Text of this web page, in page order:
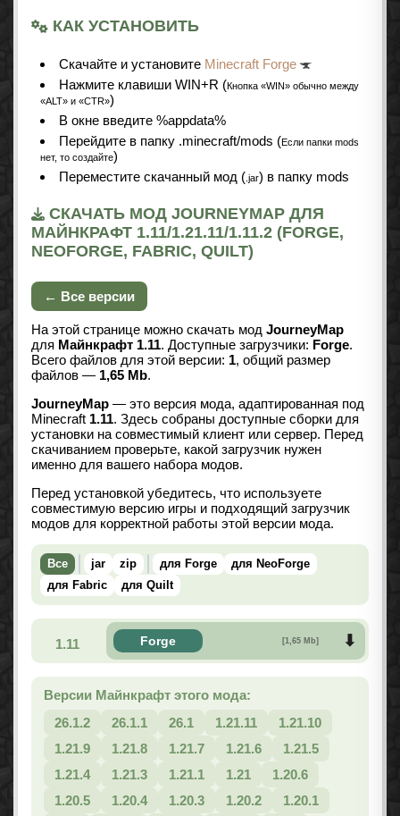
КАК УСТАНОВИТЬ
Cкачайте и установите Minecraft Forge
Нажмите клавиши WIN+R (Кнопка «WIN» обычно между
«ALT» и «CTR»)
В окне введите %appdata%
Перейдите в папку .minecraft/mods (Если папки mods
нет, то создайте)
Переместите скачанный мод ( .jar) в папку mods
СКАЧАТЬ МОД JOURNEYMAP ДЛЯ
МАЙНКРАФТ 1.11/1.21.11/1.11.2 (FORGE,
NEOFORGE, FABRIC, QUILT)
← Все версии
На этой странице можно скачать мод JourneyMap
для Майнкрафт 1.11. Доступные загрузчики: Forge.
Всего файлов для этой версии: 1, общий размер
файлов — 1,65 Mb.
JourneyMap — это версия мода, адаптированная под
Minecraft 1.11. Здесь собраны доступные сборки для
установки на совместимый клиент или сервер. Перед
скачиванием проверьте, какой загрузчик нужен
именно для вашего набора модов.
Перед установкой убедитесь, что используете
совместимую версию игры и подходящий загрузчик
модов для корректной работы этой версии мода.
Все jar zip для Forge
для NeoForge
для Fabric
для Quilt
1.11 Forge [1,65 Mb]
Версии Майнкрафт этого мода:
26.1.2
26.1.1 26.1 1.21.11
1.21.10
1.21.9
1.21.8 1.21.7 1.21.6
1.21.5
1.21.4
1.21.3 1.21.1 1.21
1.20.6
1.20.5
1.20.4 1.20.3 1.20.2
1.20.1